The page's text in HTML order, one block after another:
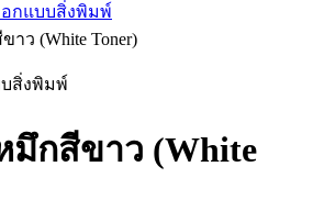
กแบบสิ่งพิมพ์
ว (White Toner)
สิ่งพิมพ์
มึกสีขาว (White